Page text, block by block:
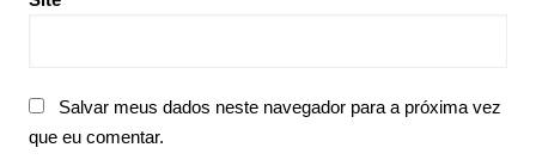
Salvar meus dados neste navegador para a próxima vez
que eu comentar.